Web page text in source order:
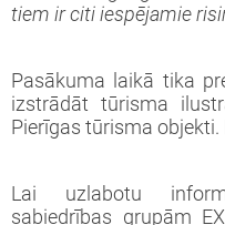
tiem ir citi iespējamie
Pasākuma laikā tika
izstrādāt tūrisma
Pierīgas tūrisma
Lai uzlabotu
sabiedrības grupām